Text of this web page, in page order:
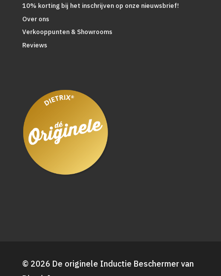
10% korting bij het inschrijven op onze nieuwsbrief!
Over ons
Verkooppunten & Showrooms
Reviews
© 2026 De originele Inductie Beschermer van